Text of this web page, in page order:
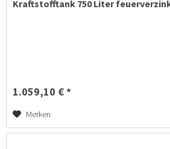
Kraftstofftank 750 Liter
1.059,10 € *
Merken